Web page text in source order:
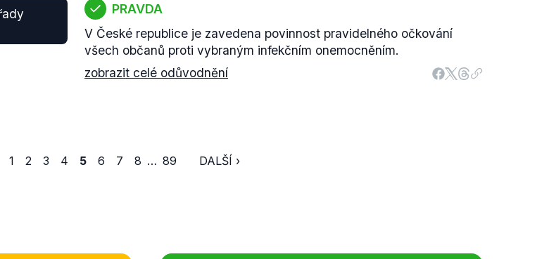
PRAVDA
V České republice je zavedena povinnost pravidelného očkování
všech občanů proti vybraným infekčním onemocněním.
zobrazit celé odůvodnění
1 2 3 4 5 6 7 8 … 89 DALŠÍ ›